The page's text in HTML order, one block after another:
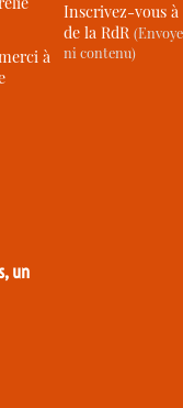
à
un
Inscrivez-vous
de la RdR
ni contenu)